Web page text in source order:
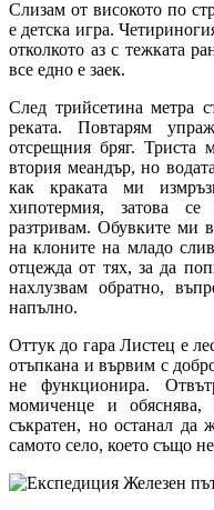
Слизам от високото по
е детска игра.
отколкото аз с тежката
все едно е заек.
След трийсетина метра
реката. Повтарям
отсрещния бряг. Триста
втория меандър, но
как краката ми
хипотермия, затова
разтривам. Обувките ми
на клоните на младо
отцежда от тях, за да
нахлузвам обратно,
напълно.
Оттук до гара Листец е
отъпкана и вървим с
не функционира.
момиченце и
съкратен, но останал да
самото село, което също